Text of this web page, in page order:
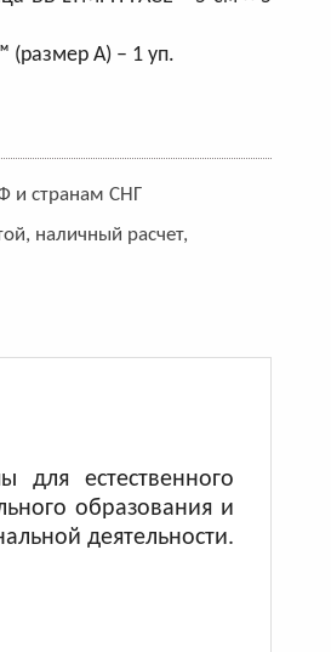
(размер А) – 1 уп.
и странам СНГ
наличный расчет,
естественного
образования и
деятельности.